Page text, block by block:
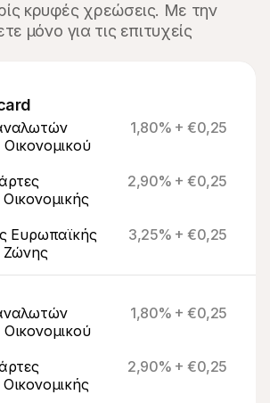
κρυφές χρεώσεις. Με την
μόνο για τις επιτυχείς
1,80% + €0,25
2,90% + €0,25
Ευρωπαϊκής
Ζώνης
3,25% + €0,25
1,80% + €0,25
2,90% + €0,25